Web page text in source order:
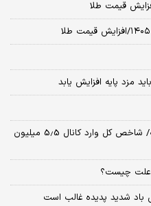
مزد پایه افزایش یابد
رشد بورس در اولین روز معاملات هفته/ شاخص کل وارد کانال 5.5 میلیون
علت چیست؟
باد شدید پدیده غالب است